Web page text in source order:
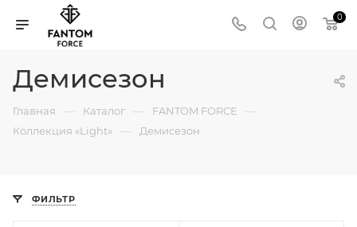
0
Демисезон
Главная — Каталог — FANTOM FORCE —
Коллекция «Light» — Демисезон
ФИЛЬТР